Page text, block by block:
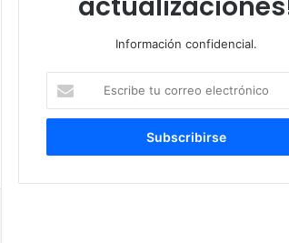
Información confidencial.
tu
correo